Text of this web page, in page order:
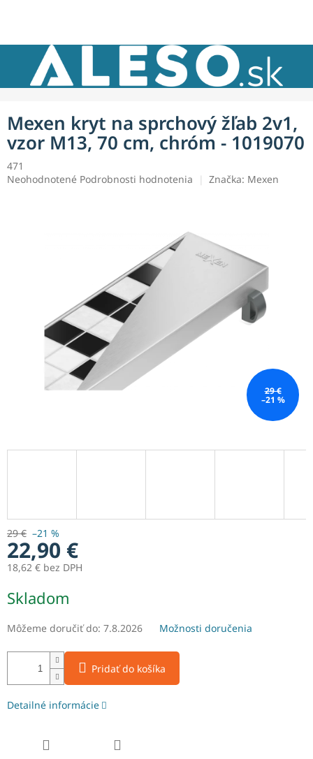
Mexen kryt na sprchový žľab 2v1,
vzor M13, 70 cm, chróm - 1019070
471
Priemerné
Neohodnotené Podrobnosti hodnotenia Značka: Mexen
29 €
–21 %
29 € –21 %
22,90 €
18,62 € bez DPH
cena:
Skladom
Môžeme doručiť do: 7.8.2026 Možnosti doručenia
Pridať do košíka
Detailné informácie